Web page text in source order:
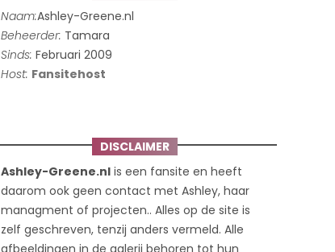
Naam:Ashley-Greene.nl
Beheerder: Tamara
Sinds: Februari 2009
Host: Fansitehost
DISCLAIMER
Ashley-Greene.nl is een fansite en heeft
daarom ook geen contact met Ashley, haar
managment of projecten.. Alles op de site is
zelf geschreven, tenzij anders vermeld. Alle
afbeeldingen in de galerij behoren tot hun